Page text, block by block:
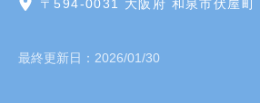
〒594-0031 大阪府 和泉市伏屋
最終更新日： 2026/01/30